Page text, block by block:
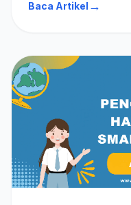
Baca Artikel →